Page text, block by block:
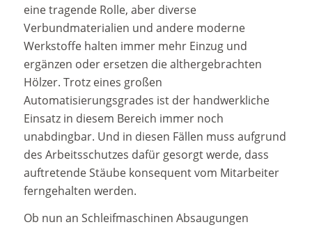
eine tragende Rolle, aber diverse
Verbundmaterialien und andere moderne
Werkstoffe halten immer mehr Einzug und
ergänzen oder ersetzen die althergebrachten
Hölzer. Trotz eines großen
Automatisierungsgrades ist der handwerkliche
Einsatz in diesem Bereich immer noch
unabdingbar. Und in diesen Fällen muss aufgrund
des Arbeitsschutzes dafür gesorgt werde, dass
auftretende Stäube konsequent vom Mitarbeiter
ferngehalten werden.
Ob nun an Schleifmaschinen Absaugungen